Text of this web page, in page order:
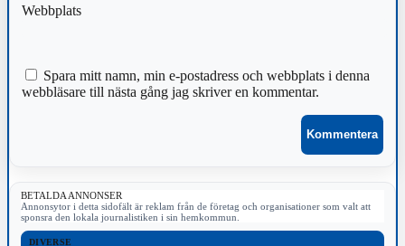
Webbplats
Spara mitt namn, min e-postadress och webbplats i denna
webbläsare till nästa gång jag skriver en kommentar.
BETALDA ANNONSER
Annonsytor i detta sidofält är reklam från de företag och organisationer som valt att
sponsra den lokala journalistiken i sin hemkommun.
DIVERSE